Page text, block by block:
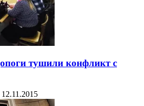
тушили конфликт с
12.11.2015